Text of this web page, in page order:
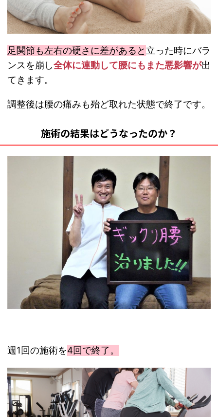
足関節も左右の硬さに差があると 立った時にバラ
ンスを崩し全体に連動して腰にもまた悪影響が出
てきます。
調整後は腰の痛みも殆ど取れた状態で終了です。
施術の結果はどうなったのか？
週1回の施術を4回で終了。